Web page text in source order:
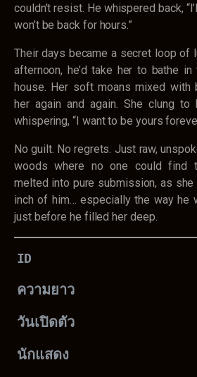
couldn’t resist. He whispered back,
won’t be back for hours.”
Their days became a secret loop of
afternoon, he’d take her to bathe
house. Her soft moans mixed with
her again and again. She clung to
whispering, “I want to be yours
No guilt. No regrets. Just raw,
woods where no one could find
melted into pure submission, as
inch of him… especially the way he
just before he filled her deep.
ID
ความยาว
วันเปิดตัว
นักแสดง